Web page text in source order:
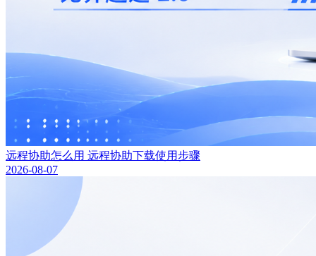
远程协助怎么用 远程协助下载使用步骤
2026-08-07